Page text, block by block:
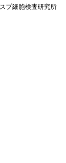
プ細胞検査研究所